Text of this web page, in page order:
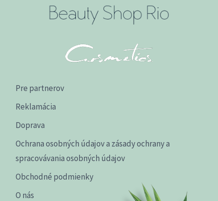
Pre partnerov
Reklamácia
Doprava
Ochrana osobných údajov a zásady ochrany a
spracovávania osobných údajov
Obchodné podmienky
O nás